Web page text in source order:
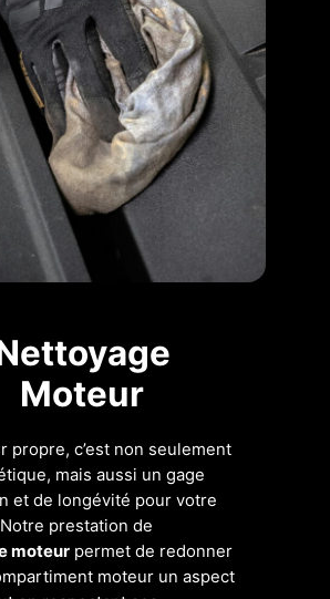
Moteur
propre, c’est non seulement
mais aussi un gage
et de longévité pour votre
prestation de
moteur permet de redonner
moteur un aspect